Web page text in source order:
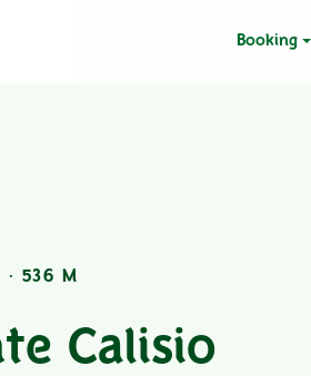
Booking
Calisio
· 536 M